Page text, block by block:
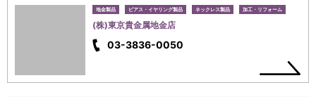
地金製品 ピアス・イヤリング製品 ネックレス製品 加工・リフォーム
(株)東京貴金属地金店
03-3836-0050